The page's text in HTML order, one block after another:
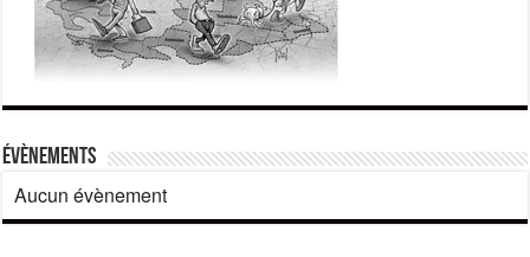
Évènements
Aucun évènement